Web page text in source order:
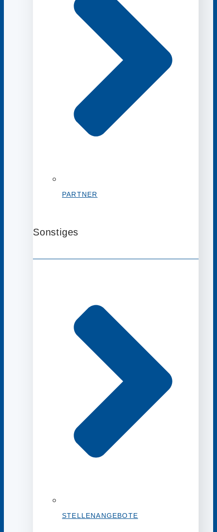
PARTNER
Sonstiges
STELLENANGEBOTE